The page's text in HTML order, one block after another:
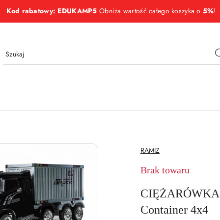
Kod rabatowy: EDUKAMP5 Obniża wartość całego koszyka o 5%!
NAZWA
PRODUCENTA:
RAMIZ
Brak towaru
Container 4x4